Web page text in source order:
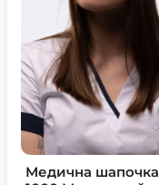
Медична шапочка